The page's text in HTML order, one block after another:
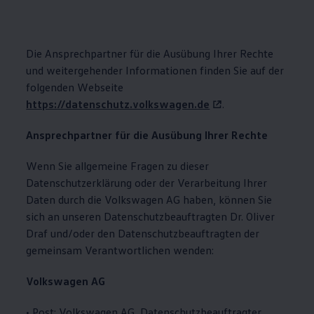
Die Ansprechpartner für die Ausübung Ihrer Rechte
und weitergehender Informationen finden Sie auf der
folgenden Webseite
https://datenschutz.volkswagen.de
.
Ansprechpartner für die Ausübung Ihrer Rechte
Wenn Sie allgemeine Fragen zu dieser
Datenschutzerklärung oder der Verarbeitung Ihrer
Daten durch die Volkswagen AG haben, können Sie
sich an unseren Datenschutzbeauftragten Dr. Oliver
Draf und/oder den Datenschutzbeauftragten der
gemeinsam Verantwortlichen wenden:
Volkswagen AG